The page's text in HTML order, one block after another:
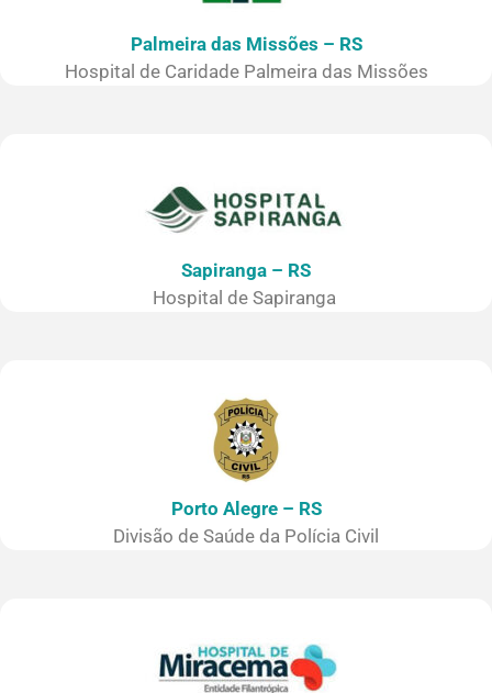
Palmeira das Missões – RS
Hospital de Caridade Palmeira das Missões
Sapiranga – RS
Hospital de Sapiranga
Porto Alegre – RS
Divisão de Saúde da Polícia Civil